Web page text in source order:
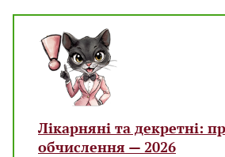
Лікарняні та декретні:
обчислення — 2026